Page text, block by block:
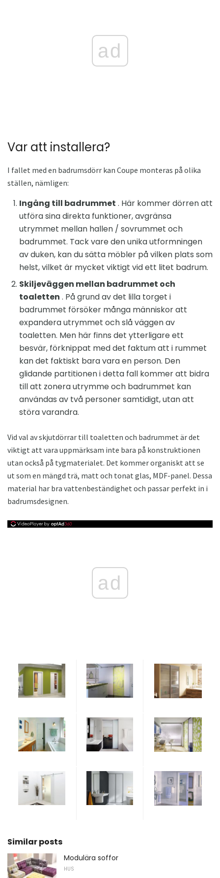
ad
Var att installera?
I fallet med en badrumsdörr kan Coupe monteras på olika
ställen, nämligen:
Ingång till badrummet . Här kommer dörren att
utföra sina direkta funktioner, avgränsa
utrymmet mellan hallen / sovrummet och
badrummet. Tack vare den unika utformningen
av duken, kan du sätta möbler på vilken plats som
helst, vilket är mycket viktigt vid ett litet badrum.
Skiljeväggen mellan badrummet och
toaletten . På grund av det lilla torget i
badrummet försöker många människor att
expandera utrymmet och slå väggen av
toaletten. Men här finns det ytterligare ett
besvär, förknippat med det faktum att i rummet
kan det faktiskt bara vara en person. Den
glidande partitionen i detta fall kommer att bidra
till att zonera utrymme och badrummet kan
användas av två personer samtidigt, utan att
störa varandra.
Vid val av skjutdörrar till toaletten och badrummet är det
viktigt att vara uppmärksam inte bara på konstruktionen
utan också på tygmaterialet. Det kommer organiskt att se
ut som en mängd trä, matt och tonat glas, MDF-panel. Dessa
material har bra vattenbeständighet och passar perfekt in i
badrumsdesignen.
ad
Similar posts
Modulära soffor
HUS